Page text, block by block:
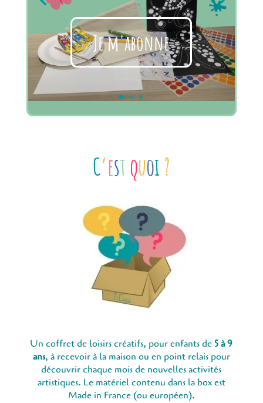
Je m'abonne
C‘estquoi?
Un coffret de loisirs créatifs, pour enfants de 5 à 9
ans, à recevoir à la maison ou en point relais pour
découvrir chaque mois de nouvelles activités
artistiques. Le matériel contenu dans la box est
Made in France (ou européen).